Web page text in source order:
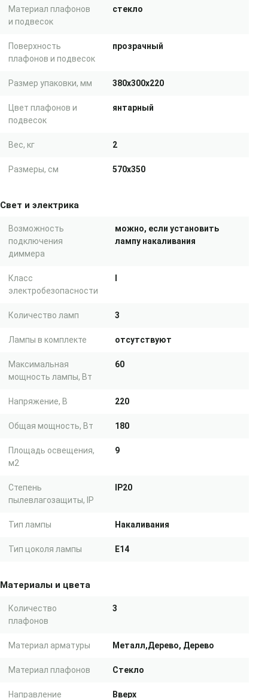
Материал плафонов
и подвесок
стекло
Поверхность
плафонов и подвесок
прозрачный
Размер упаковки, мм 380x300x220
Цвет плафонов и
подвесок
янтарный
Вес, кг 2
Размеры, см 570x350
Свет и электрика
Возможность
подключения
диммера
можно, если установить
лампу накаливания
Класс
электробезопасности
Количество ламп 3
Лампы в комплекте отсутствуют
Максимальная
мощность лампы, Вт
60
Напряжение, В 220
Общая мощность, Вт 180
Площадь освещения,
м2
9
Степень
пылевлагозащиты, IP
IP20
Тип лампы Накаливания
Тип цоколя лампы E14
Материалы и цвета
Количество
плафонов
3
Материал арматуры Металл,Дерево, Дерево
Материал плафонов Стекло
Направление Вверх